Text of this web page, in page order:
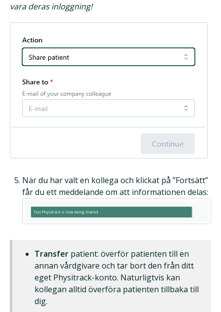
vara deras inloggning!
När du har valt en kollega och klickat på ”Fortsätt”
får du ett meddelande om att informationen delas:
Transfer patient: överför patienten till en
annan vårdgivare och tar bort den från ditt
eget Physitrack-konto. Naturligtvis kan
kollegan alltid överföra patienten tillbaka till
dig.